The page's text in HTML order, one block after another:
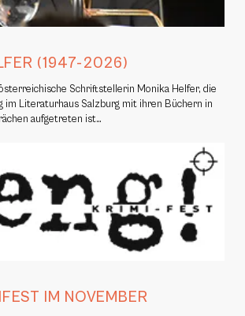
(1947-2026)
Schriftstellerin Monika Helfer, die
im Literaturhaus Salzburg mit ihren Büchern in
aufgetreten ist…
IM NOVEMBER